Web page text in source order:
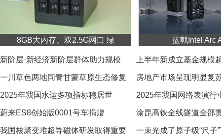
8GB大内存、双2.5G网口 绿 蓝戟Intel Arc
新阶层·新经济新阶层群体助力规模 上半年新成立基金规模
一川草色两地同青甘蒙草原生态修复 房地产市场呈现明显复
2025年我国水运多项指标稳居世 2025年我国网络表演行
蔚来ES8创始版0001号车捐赠 渝昆高铁全线隧道全部
我国核聚变堆超导磁体研发取得重要 一束光成了原子级“尺子